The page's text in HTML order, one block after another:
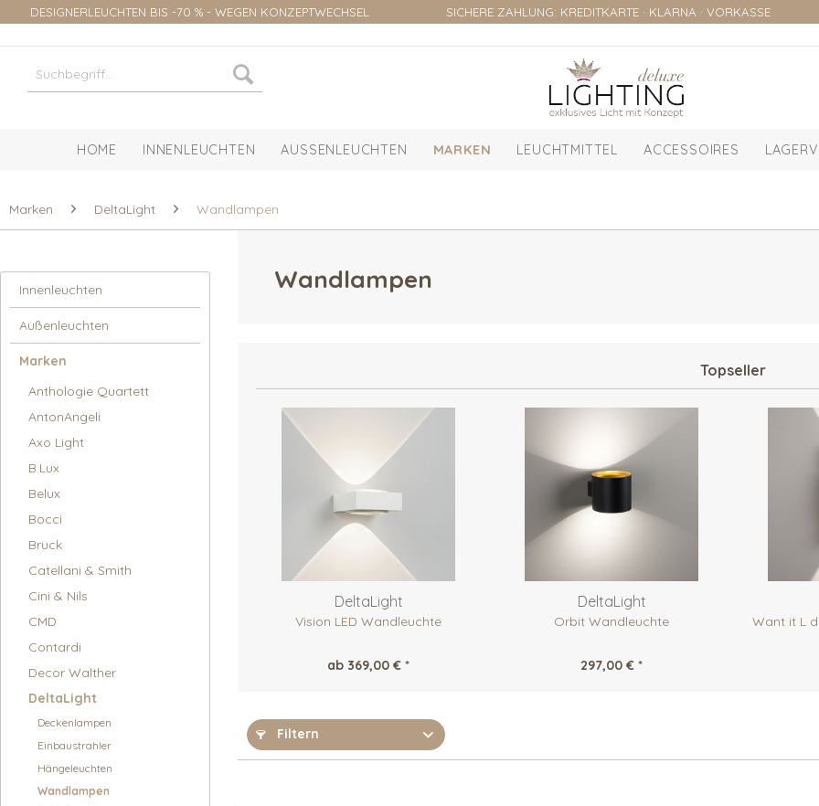
DESIGNERLEUCHTEN BIS -70 % - WEGEN KONZEPTWECHSEL SICHERE ZAHLUNG: KREDITKARTE · KLARNA · VORKASSE
HOME INNENLEUCHTEN AUSSENLEUCHTEN MARKEN LEUCHTMITTEL ACCESSOIRES
Marken DeltaLight Wandlampen
Innenleuchten
Außenleuchten
Marken
Anthologie Quartett
AntonAngeli
Axo Light
B.Lux
Belux
Bocci
Bruck
Catellani & Smith
Cini & Nils
CMD
Contardi
Decor Walther
DeltaLight
Deckenlampen
Einbaustrahler
Hängeleuchten
Wandlampen
Wandlampen
Topseller
DeltaLight
Vision LED Wandleuchte
ab 369,00 € *
DeltaLight
Orbit Wandleuchte
297,00 € *
Want it L
Filtern